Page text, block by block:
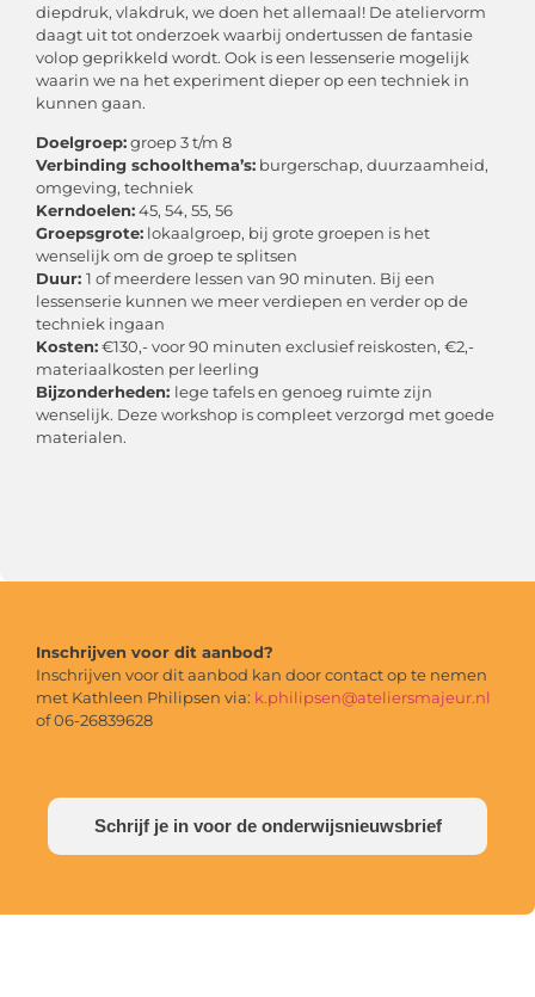
diepdruk, vlakdruk, we doen het allemaal! De ateliervorm
daagt uit tot onderzoek waarbij ondertussen de fantasie
volop geprikkeld wordt. Ook is een lessenserie mogelijk
waarin we na het experiment dieper op een techniek in
kunnen gaan.
Doelgroep:groep 3 t/m 8
Verbinding schoolthema’s: burgerschap, duurzaamheid,
omgeving, techniek
Kerndoelen:45, 54, 55, 56
Groepsgrote: lokaalgroep, bij grote groepen is het
wenselijk om de groep te splitsen
Duur: 1 of meerdere lessen van 90 minuten. Bij een
lessenserie kunnen we meer verdiepen en verder op de
techniek ingaan
Kosten:€130,- voor 90 minuten exclusief reiskosten, €2,-
materiaalkosten per leerling
Bijzonderheden: lege tafels en genoeg ruimte zijn
wenselijk. Deze workshop is compleet verzorgd met goede
materialen.
Inschrijven voor dit aanbod?
Inschrijven voor dit aanbod kan door contact op te nemen
met Kathleen Philipsen via: k.philipsen@ateliersmajeur.nl
of 06-26839628
Schrijf je in voor de onderwijsnieuwsbrief